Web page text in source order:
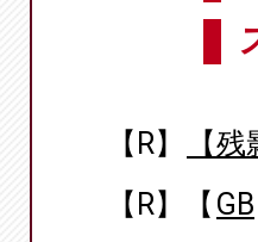
【R】
【残
【R】【 GB